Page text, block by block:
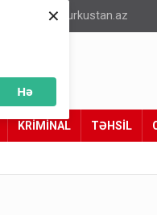
Hə
×
info@turkustan.az
KRİMİNAL TƏHSİL